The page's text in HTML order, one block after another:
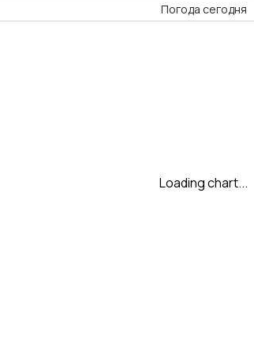
Погода сегодня
Loading chart...